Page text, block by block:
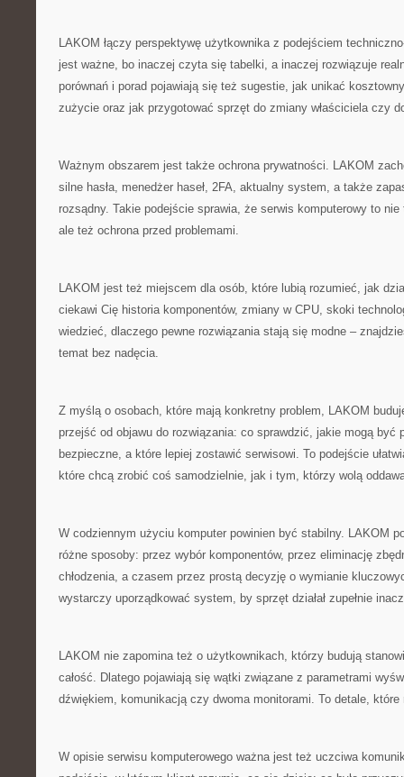
LAKOM łączy perspektywę użytkownika z podejściem
jest ważne, bo inaczej czyta się tabelki, a inaczej rozwiązuje
porównań i porad pojawiają się też sugestie, jak unikać
zużycie oraz jak przygotować sprzęt do zmiany właściciela czy
Ważnym obszarem jest także ochrona prywatności. LAKOM
silne hasła, menedżer haseł, 2FA, aktualny system, a także
rozsądny. Takie podejście sprawia, że serwis komputerowy to nie
ale też ochrona przed problemami.
LAKOM jest też miejscem dla osób, które lubią rozumieć, jak
ciekawi Cię historia komponentów, zmiany w CPU, skoki
wiedzieć, dlaczego pewne rozwiązania stają się modne –
temat bez nadęcia.
Z myślą o osobach, które mają konkretny problem, LAKOM
przejść od objawu do rozwiązania: co sprawdzić, jakie mogą być
bezpieczne, a które lepiej zostawić serwisowi. To podejście
które chcą zrobić coś samodzielnie, jak i tym, którzy wolą
W codziennym użyciu komputer powinien być stabilny. LAKOM
różne sposoby: przez wybór komponentów, przez eliminację
chłodzenia, a czasem przez prostą decyzję o wymianie
wystarczy uporządkować system, by sprzęt działał zupełnie
LAKOM nie zapomina też o użytkownikach, którzy budują
całość. Dlatego pojawiają się wątki związane z parametrami
dźwiękiem, komunikacją czy dwoma monitorami. To detale, które
W opisie serwisu komputerowego ważna jest też uczciwa